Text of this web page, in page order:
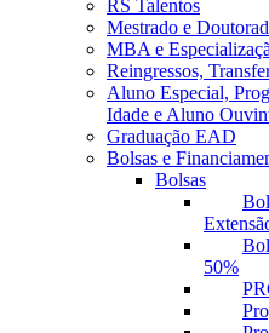
RS Talentos
Mestrado e
MBA e
Reingressos,
Aluno Especial,
Idade e Aluno
Graduação EAD
Bolsas e
Bolsas
50%